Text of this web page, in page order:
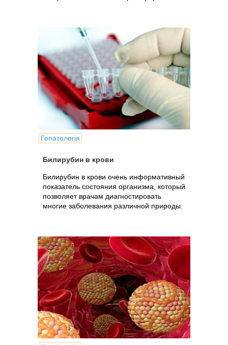
Гепатологія
Билирубин в крови
Билирубин в крови очень информативный
показатель состояния организма, который
позволяет врачам диагностировать
многие заболевания различной природы.